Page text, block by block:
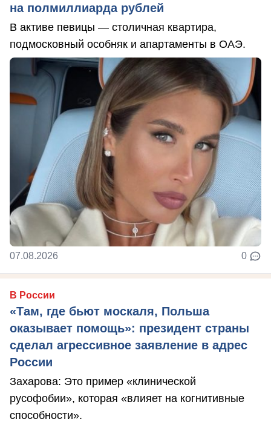
на полмиллиарда рублей
В активе певицы — столичная квартира,
подмосковный особняк и апартаменты в ОАЭ.
07.08.2026 0
В России
«Там, где бьют москаля, Польша
оказывает помощь»: президент страны
сделал агрессивное заявление в адрес
России
Захарова: Это пример «клинической
русофобии», которая «влияет на когнитивные
способности».